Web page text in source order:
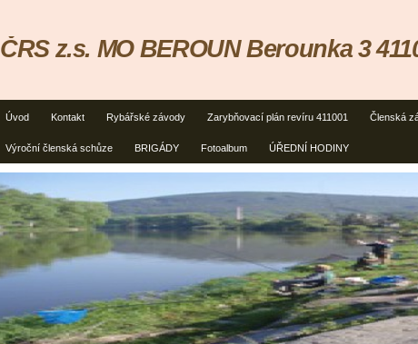
Úvod Kontakt Rybářské závody Zarybňovací plán revíru 411001 Členská
Výroční členská schůze BRIGÁDY Fotoalbum ÚŘEDNÍ HODINY
ČRS z.s. MO BEROUN Berounka 3